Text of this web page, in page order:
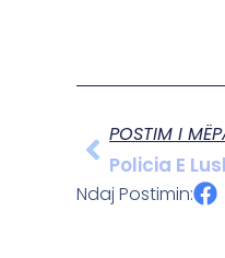
POSTIM I
Policia E
Ndaj Postimin: